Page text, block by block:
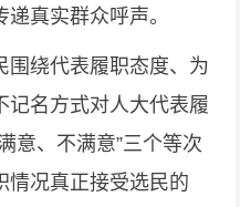
真实群众呼声。
绕代表履职态度、为
记名方式对人大代表履
意、不满意”三个等次
情况真正接受选民的